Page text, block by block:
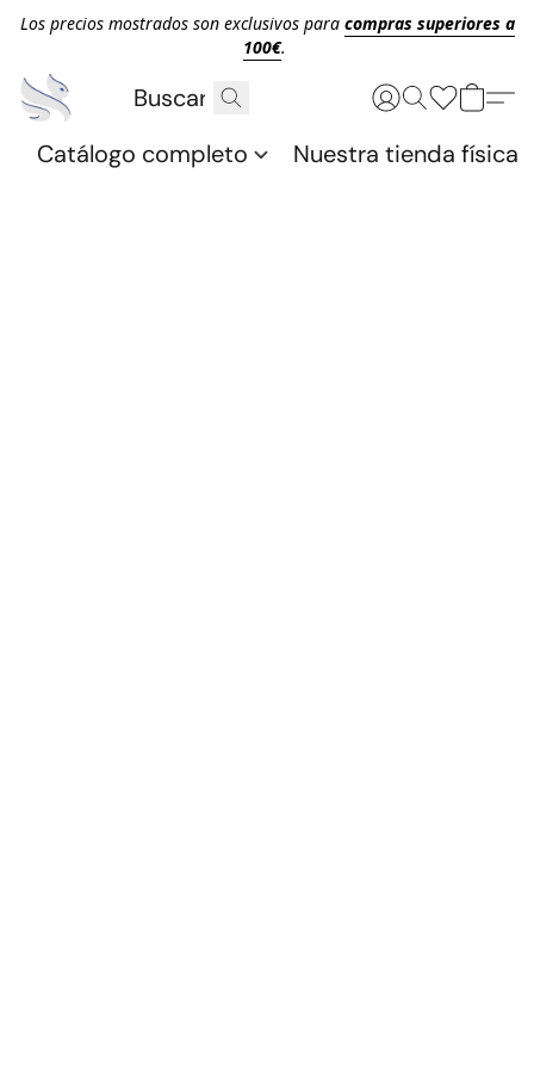
Los precios mostrados son exclusivos para compras superiores a
100€.
Catálogo completo Nuestra tienda física